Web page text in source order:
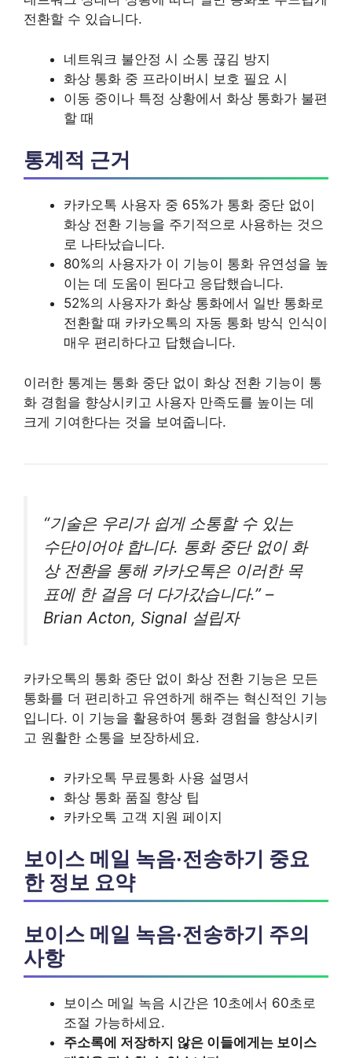
전환할 수 있습니다.
네트워크 불안정 시 소통 끊김 방지
화상 통화 중 프라이버시 보호 필요 시
이동 중이나 특정 상황에서 화상 통화가 불편
할 때
통계적 근거
카카오톡 사용자 중 65%가 통화 중단 없이
화상 전환 기능을 주기적으로 사용하는 것으
로 나타났습니다.
80%의 사용자가 이 기능이 통화 유연성을 높
이는 데 도움이 된다고 응답했습니다.
52%의 사용자가 화상 통화에서 일반 통화로
전환할 때 카카오톡의 자동 통화 방식 인식이
매우 편리하다고 답했습니다.
이러한 통계는 통화 중단 없이 화상 전환 기능이 통
화 경험을 향상시키고 사용자 만족도를 높이는 데
크게 기여한다는 것을 보여줍니다.
“기술은 우리가 쉽게 소통할 수 있는
수단이어야 합니다. 통화 중단 없이 화
상 전환을 통해 카카오톡은 이러한 목
표에 한 걸음 더 다가갔습니다.” –
Brian Acton, Signal 설립자
카카오톡의 통화 중단 없이 화상 전환 기능은 모든
통화를 더 편리하고 유연하게 해주는 혁신적인 기능
입니다. 이 기능을 활용하여 통화 경험을 향상시키
고 원활한 소통을 보장하세요.
카카오톡 무료통화 사용 설명서
화상 통화 품질 향상 팁
카카오톡 고객 지원 페이지
보이스 메일 녹음·전송하기 중요
한 정보 요약
보이스 메일 녹음·전송하기 주의
사항
보이스 메일 녹음 시간은 10초에서 60초로
조절 가능하세요.
주소록에 저장하지 않은 이들에게는 보이스